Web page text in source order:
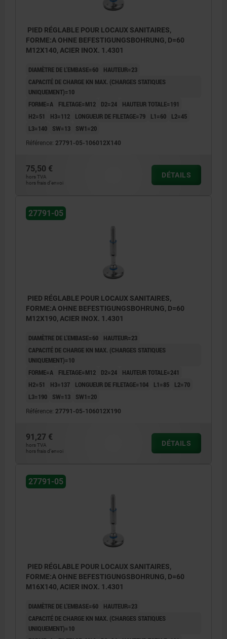
1) Plage de réglage
PIED RÉGLABLE POUR LOCAUX SANITAIRES,
FORME:A OHNE BEFESTIGUNGSBOHRUNG, D=60
M12X140, ACIER INOX. 1.4301
DIAMÈTRE DE L'EMBASE=60
HAUTEUR=23
CAPACITÉ DE CHARGE KN MAX. (CHARGES STATIQUES
UNIQUEMENT)=10
FORME=A
FILETAGE=M12 D2=24
HAUTEUR TOTALE=191
H2=51
H3=112 LONGUEUR DE FILETAGE=79 L1=60
L2=45
L3=140
SW=13 SW1=20
Référence: 27791-05-106012X140
75,50 €
hors TVA
hors frais d’envoi
DÉTAILS
27791-05
PIED RÉGLABLE POUR LOCAUX SANITAIRES,
FORME:A OHNE BEFESTIGUNGSBOHRUNG, D=60
M12X190, ACIER INOX. 1.4301
DIAMÈTRE DE L'EMBASE=60
HAUTEUR=23
CAPACITÉ DE CHARGE KN MAX. (CHARGES STATIQUES
UNIQUEMENT)=10
FORME=A
FILETAGE=M12 D2=24
HAUTEUR TOTALE=241
H2=51
H3=137 LONGUEUR DE FILETAGE=104 L1=85
L2=70
L3=190
SW=13 SW1=20
Référence: 27791-05-106012X190
91,27 €
hors TVA
hors frais d’envoi
DÉTAILS
27791-05
PIED RÉGLABLE POUR LOCAUX SANITAIRES,
FORME:A OHNE BEFESTIGUNGSBOHRUNG, D=60
M16X140, ACIER INOX. 1.4301
DIAMÈTRE DE L'EMBASE=60
HAUTEUR=23
CAPACITÉ DE CHARGE KN MAX. (CHARGES STATIQUES
UNIQUEMENT)=10